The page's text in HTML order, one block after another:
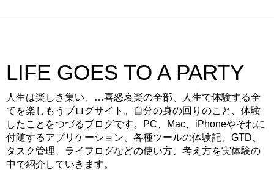
LIFE GOES TO A PARTY
人生は楽しき集い、…喜怒哀楽の全部、人生で体験する全
てを楽しもうブログサイト。自分の身の回りのこと、体験
したことをつづるブログです。PC、Mac、iPhoneやそれに
付随するアプリケーション、各種ツールの体験記、GTD、
タスク管理、ライフログなどの使い方、考え方を実体験の
中で紹介していきます。